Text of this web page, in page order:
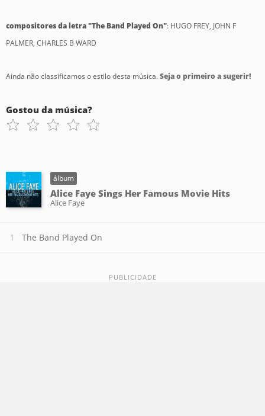
compositores da letra "The Band Played On": HUGO FREY, JOHN F
PALMER, CHARLES B WARD
Ainda não classificamos o estilo desta música.Seja o primeiro a sugerir!
Gostou da música?
álbum
Alice Faye Sings Her Famous Movie Hits
Alice Faye
The Band Played On